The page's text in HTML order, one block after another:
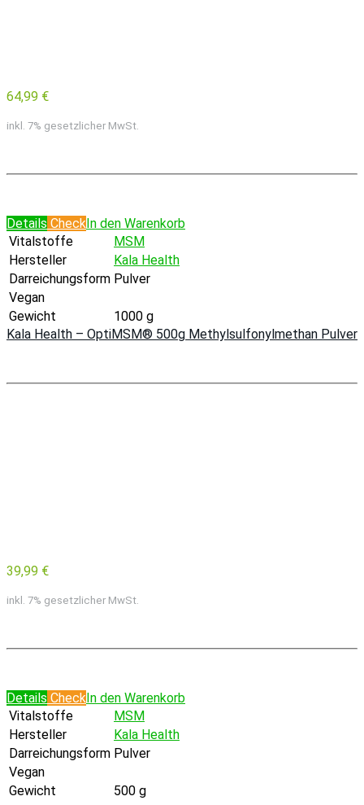
64,99 €
inkl. 7% gesetzlicher MwSt.
Details CheckIn den Warenkorb
Vitalstoffe
MSM
Hersteller
Kala Health
Darreichungsform Pulver
Vegan
Gewicht
1000 g
Kala Health – OptiMSM® 500g Methylsulfonylmethan Pulver
39,99 €
inkl. 7% gesetzlicher MwSt.
Details CheckIn den Warenkorb
Vitalstoffe
MSM
Hersteller
Kala Health
Darreichungsform Pulver
Vegan
Gewicht
500 g